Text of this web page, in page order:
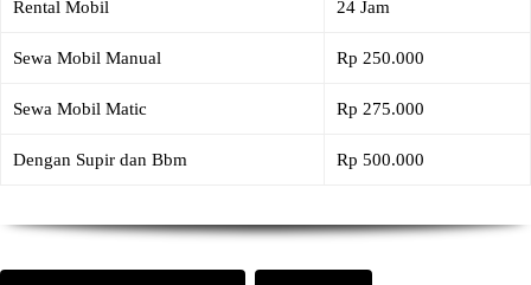
Rental Mobil 24 Jam
Sewa Mobil Manual Rp 250.000
Sewa Mobil Matic Rp 275.000
Dengan Supir dan Bbm Rp 500.000